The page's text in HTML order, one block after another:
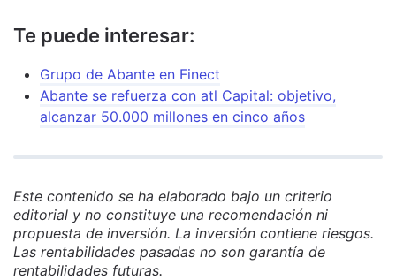
Te puede interesar:
Grupo de Abante en Finect
Abante se refuerza con atl Capital: objetivo,
alcanzar 50.000 millones en cinco años
Este contenido se ha elaborado bajo un criterio
editorial y no constituye una recomendación ni
propuesta de inversión. La inversión contiene riesgos.
Las rentabilidades pasadas no son garantía de
rentabilidades futuras.